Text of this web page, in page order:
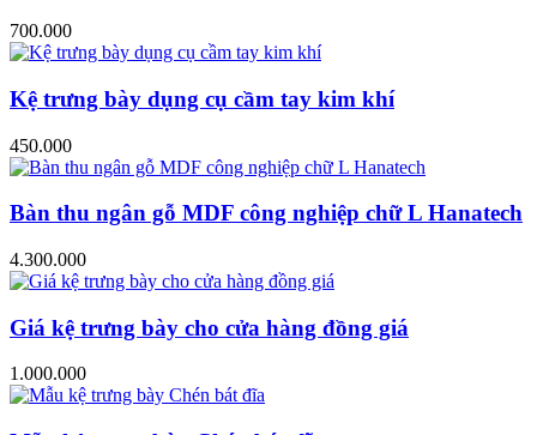
700.000
Kệ trưng bày dụng cụ cầm tay kim khí
450.000
Bàn thu ngân gỗ MDF công nghiệp chữ L Hanatech
4.300.000
Giá kệ trưng bày cho cửa hàng đồng giá
1.000.000